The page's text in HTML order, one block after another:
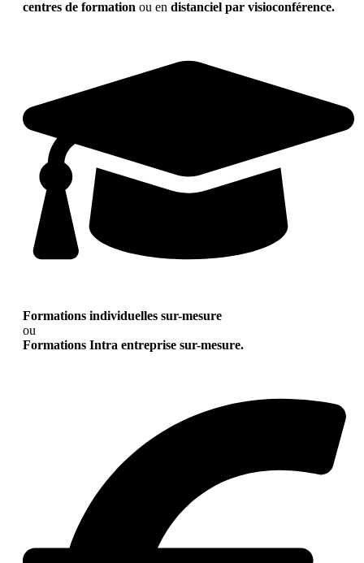
centres de formation ou en distanciel par visioconférence.
Formations individuelles sur-mesure
ou
Formations Intra entreprise sur-mesure.